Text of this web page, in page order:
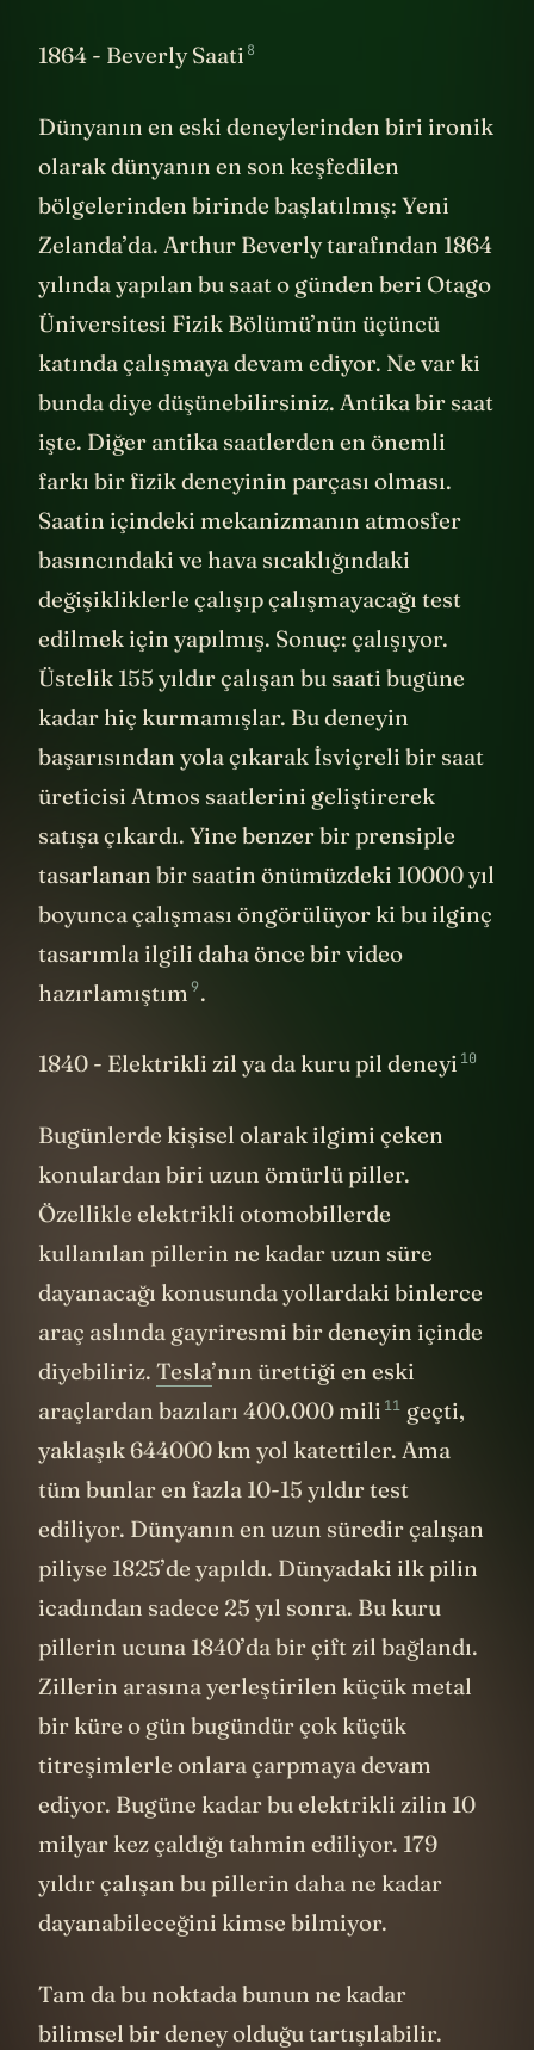
1864 - Beverly Saati 8
Dünyanın en eski deneylerinden biri ironik
olarak dünyanın en son keşfedilen
bölgelerinden birinde başlatılmış: Yeni
Zelanda’da. Arthur Beverly tarafından 1864
yılında yapılan bu saat o günden beri Otago
Üniversitesi Fizik Bölümü’nün üçüncü
katında çalışmaya devam ediyor. Ne var ki
bunda diye düşünebilirsiniz. Antika bir saat
işte. Diğer antika saatlerden en önemli
farkı bir fizik deneyinin parçası olması.
Saatin içindeki mekanizmanın atmosfer
basıncındaki ve hava sıcaklığındaki
değişikliklerle çalışıp çalışmayacağı test
edilmek için yapılmış. Sonuç: çalışıyor.
Üstelik 155 yıldır çalışan bu saati bugüne
kadar hiç kurmamışlar. Bu deneyin
başarısından yola çıkarak İsviçreli bir saat
üreticisi Atmos saatlerini geliştirerek
satışa çıkardı. Yine benzer bir prensiple
tasarlanan bir saatin önümüzdeki 10000 yıl
boyunca çalışması öngörülüyor ki bu ilginç
tasarımla ilgili daha önce bir video
hazırlamıştım 9.
1840 - Elektrikli zil ya da kuru pil deneyi 10
Bugünlerde kişisel olarak ilgimi çeken
konulardan biri uzun ömürlü piller.
Özellikle elektrikli otomobillerde
kullanılan pillerin ne kadar uzun süre
dayanacağı konusunda yollardaki binlerce
araç aslında gayriresmi bir deneyin içinde
diyebiliriz. Tesla’nın ürettiği en eski
araçlardan bazıları 400.000 mili 11 geçti,
yaklaşık 644000 km yol katettiler. Ama
tüm bunlar en fazla 10-15 yıldır test
ediliyor. Dünyanın en uzun süredir çalışan
piliyse 1825’de yapıldı. Dünyadaki ilk pilin
icadından sadece 25 yıl sonra. Bu kuru
pillerin ucuna 1840’da bir çift zil bağlandı.
Zillerin arasına yerleştirilen küçük metal
bir küre o gün bugündür çok küçük
titreşimlerle onlara çarpmaya devam
ediyor. Bugüne kadar bu elektrikli zilin 10
milyar kez çaldığı tahmin ediliyor. 179
yıldır çalışan bu pillerin daha ne kadar
dayanabileceğini kimse bilmiyor.
Tam da bu noktada bunun ne kadar
bilimsel bir deney olduğu tartışılabilir.